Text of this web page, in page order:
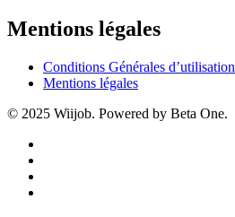
Mentions légales
Conditions Générales d’utilisation
Mentions légales
© 2025 Wiijob. Powered by Beta One.